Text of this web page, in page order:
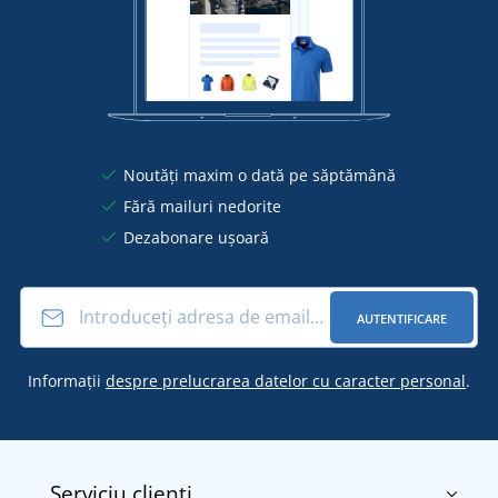
Noutăți maxim o dată pe săptămână
Fără mailuri nedorite
Dezabonare ușoară
AUTENTIFICARE
Informații despre prelucrarea datelor cu caracter personal.